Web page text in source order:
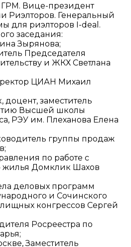
ГРМ. Вице-президент
Риэлторов. Генеральный
для риэлторов I-deal.
заседания:
Зырянова;
Председателя
и ЖКХ Светлана
ЦИАН Михаил
доцент, заместитель
Высшей школы
РЭУ им. Плеханова Елена
группы продаж
по работе с
жилья Домклик Шахов
деловых программ
и Сочинского
конгрессов Сергей
Росреестра по
Заместитель